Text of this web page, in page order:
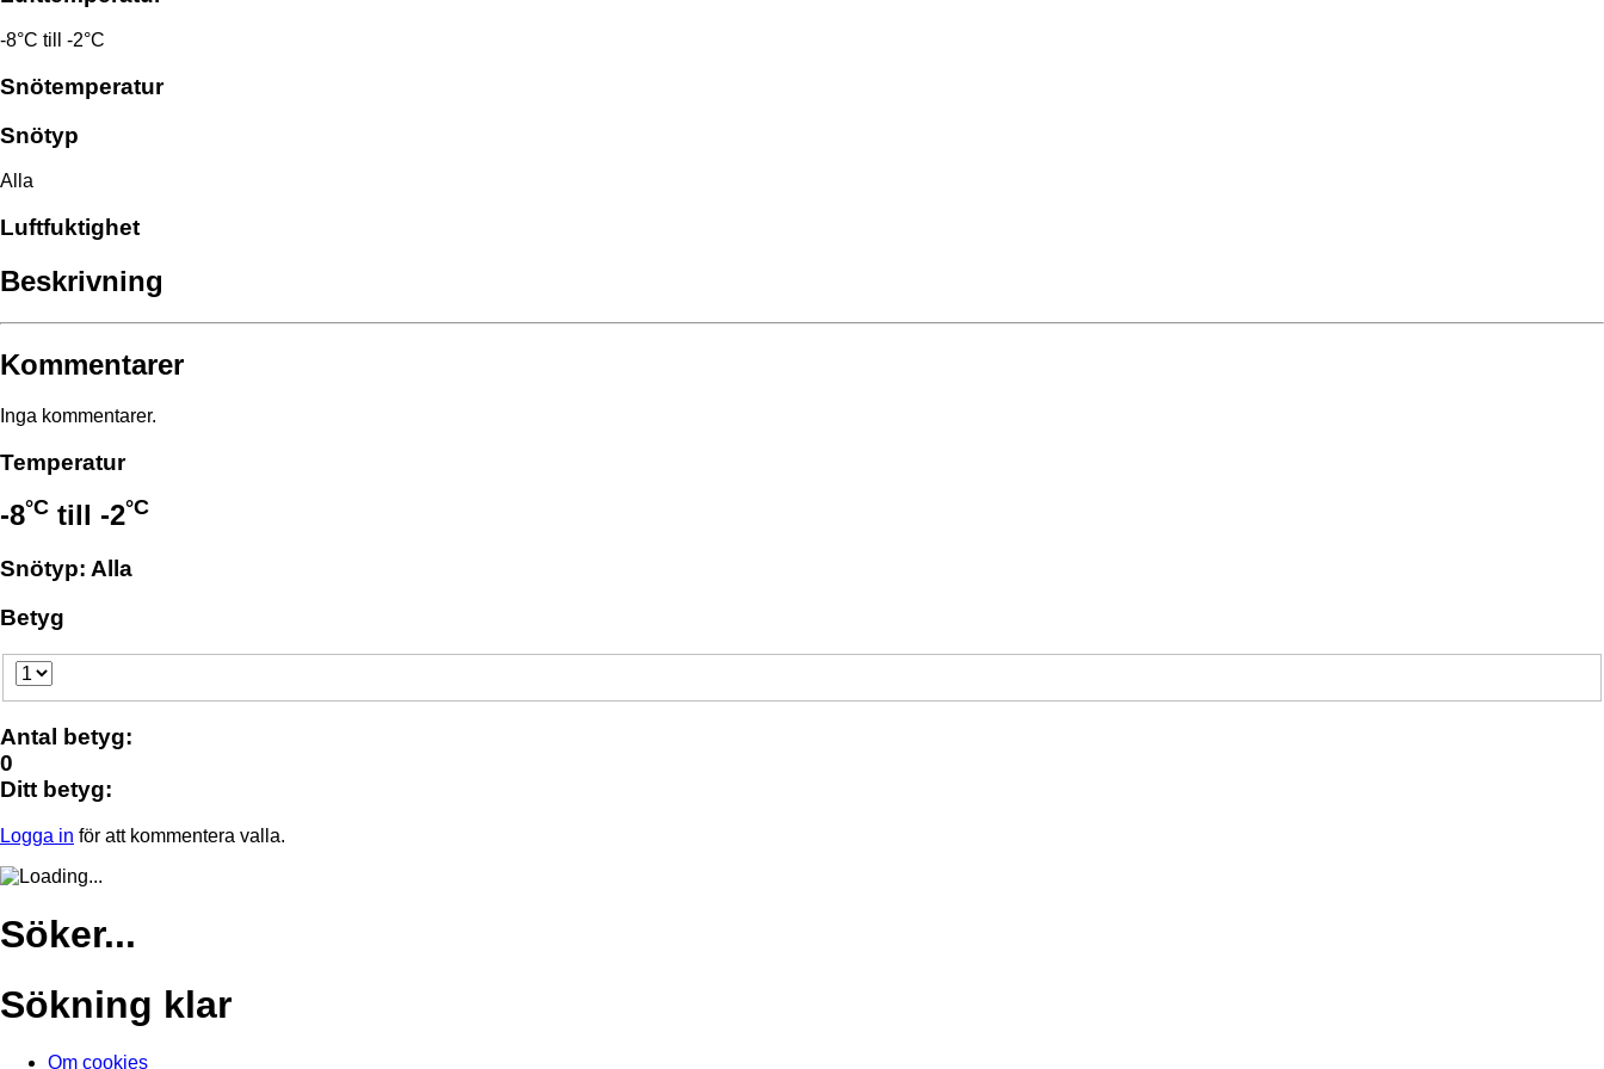
-8°C till -2°C
Snötemperatur
Snötyp
Alla
Luftfuktighet
Beskrivning
Kommentarer
Inga kommentarer.
Temperatur
-8°C till -2°C
Snötyp: Alla
Betyg
Antal betyg:
0
Ditt betyg:
Logga in för att kommentera valla.
Söker...
Sökning klar
Om cookies